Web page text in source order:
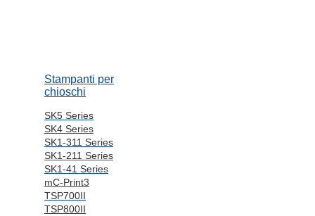
Stampanti per
chioschi
SK5 Series
SK4 Series
SK1-311 Series
SK1-211 Series
SK1-41 Series
mC-Print3
TSP700II
TSP800II